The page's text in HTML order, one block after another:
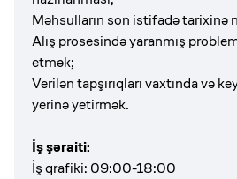
Məhsulların son istifadə tarixinə
Alış prosesində yaranmış
etmək;
Verilən tapşırıqları vaxtında və
yerinə yetirmək.
İş şəraiti:
İş qrafiki: 09:00-18:00